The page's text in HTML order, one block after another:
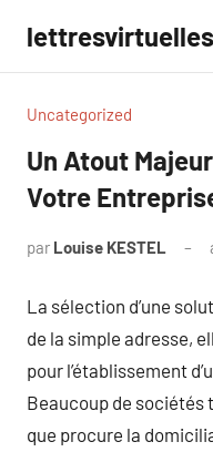
contenu
lettresvirtuelles
Uncategorized
Un Atout
Votre
par Louise KESTEL
La sélection d’une
de la simple adresse,
pour l’établissement
Beaucoup de
que procure la